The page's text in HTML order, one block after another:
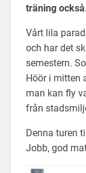
träning
Vårt lila
och har det
semestern.
Höör i mitten
man kan fly
från
Denna turen
Jobb, god